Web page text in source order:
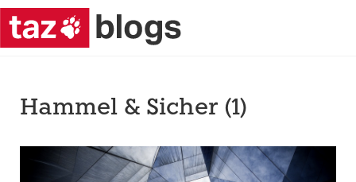
Hammel & Sicher (1)